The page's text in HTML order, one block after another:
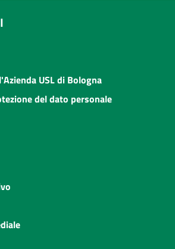
USL di Bologna
del dato personale